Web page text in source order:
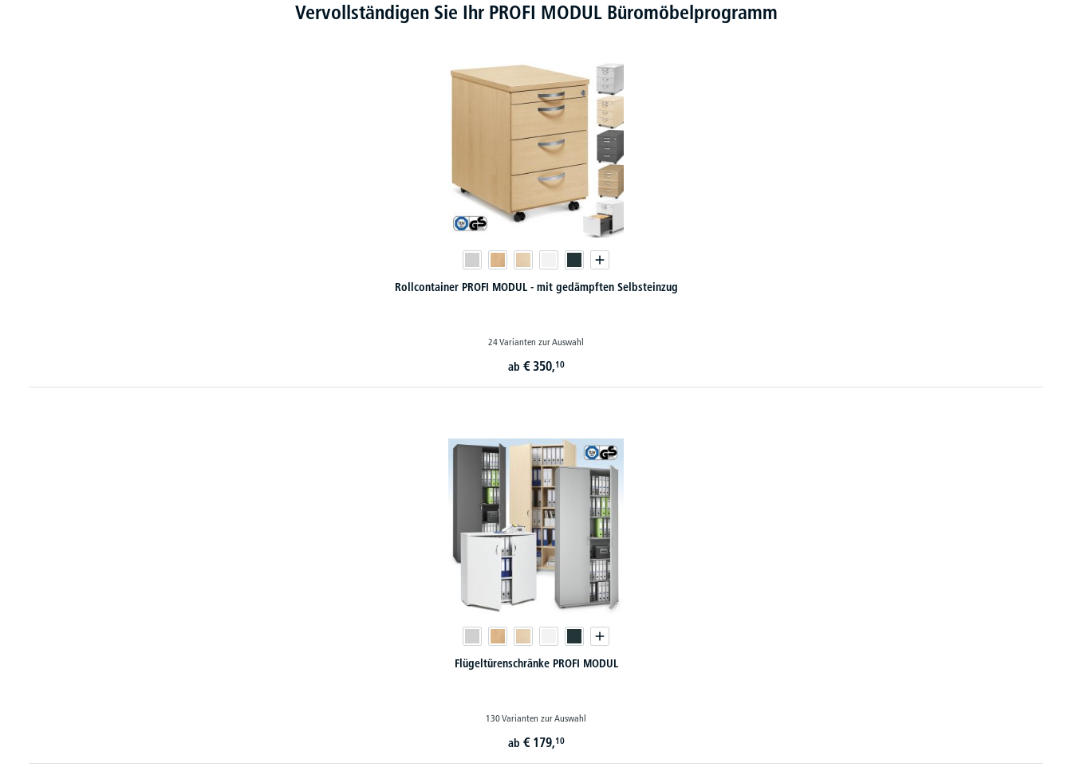
Vervollständigen Sie Ihr PROFI MODUL Büromöbelprogramm
Rollcontainer PROFI MODUL - mit gedämpften Selbsteinzug
24 Varianten zur Auswahl
ab € 350,10
Flügeltürenschränke PROFI MODUL
130 Varianten zur Auswahl
ab € 179,10